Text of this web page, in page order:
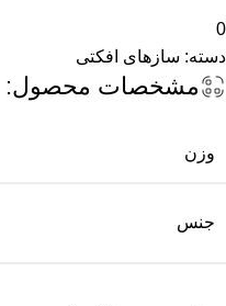
0
دسته: سازهای افکتی
مشخصات محصول:
وزن
جنس